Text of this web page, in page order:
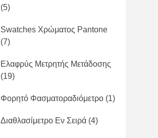
(5)
Swatches Χρώματος Pantone
(7)
Ελαφρύς Μετρητής Μετάδοσης
(19)
Φορητό Φασματοραδιόμετρο (1)
Διαθλασίμετρο Εν Σειρά (4)